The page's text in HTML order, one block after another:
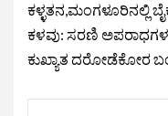
ಕಳ್ಳತನ,ಮಂಗಳೂರಿನಲ್ಲಿ
ಕಳವು: ಸರಣಿ
ಕುಖ್ಯಾತ ದರೋಡೆಕೋರ